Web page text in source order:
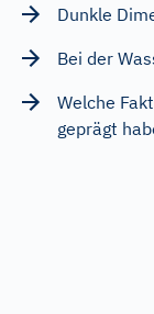
Dunkle
Bei der
Welche
geprägt